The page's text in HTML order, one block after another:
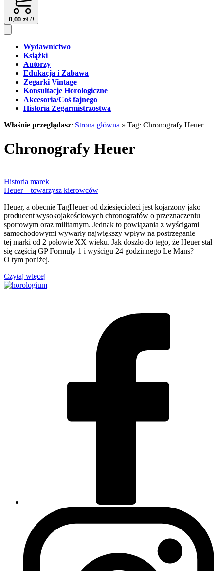
0,00 zł 0
Wydawnictwo
Książki
Autorzy
Edukacja i Zabawa
Zegarki Vintage
Konsultacje Horologiczne
Akcesoria/Coś fajnego
Historia Zegarmistrzostwa
Właśnie przeglądasz: Strona główna » Tag: Chronografy Heuer
Chronografy Heuer
Historia marek
Heuer – towarzysz kierowców
Heuer, a obecnie TagHeuer od dziesięcioleci jest kojarzony jako
producent wysokojakościowych chronografów o przeznaczeniu
sportowym oraz militarnym. Jednak to powiązania z wyścigami
samochodowymi wywarły największy wpływ na postrzeganie
tej marki od 2 połowie XX wieku. Jak doszło do tego, że Heuer stał
się częścią GP Formuły 1 i wyścigu 24 godzinnego Le Mans?
O tym poniżej.
Czytaj więcej